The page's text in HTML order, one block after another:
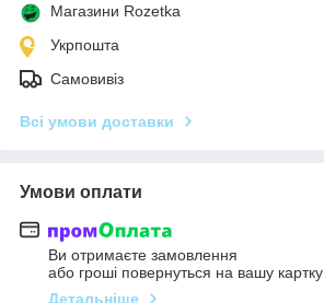
Магазини Rozetka
Укрпошта
Самовивіз
Всі умови доставки
Умови оплати
Ви отримаєте замовлення
або гроші повернуться на вашу картку
Детальніше